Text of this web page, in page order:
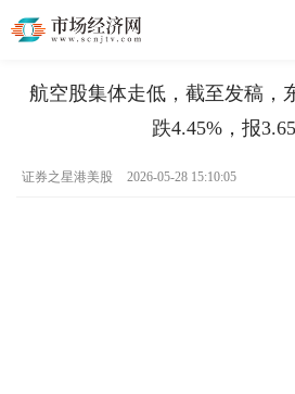
航空股集体走低，截至发稿，
跌4.45%，报
证券之星港美股 2026-05-28 15:10:05